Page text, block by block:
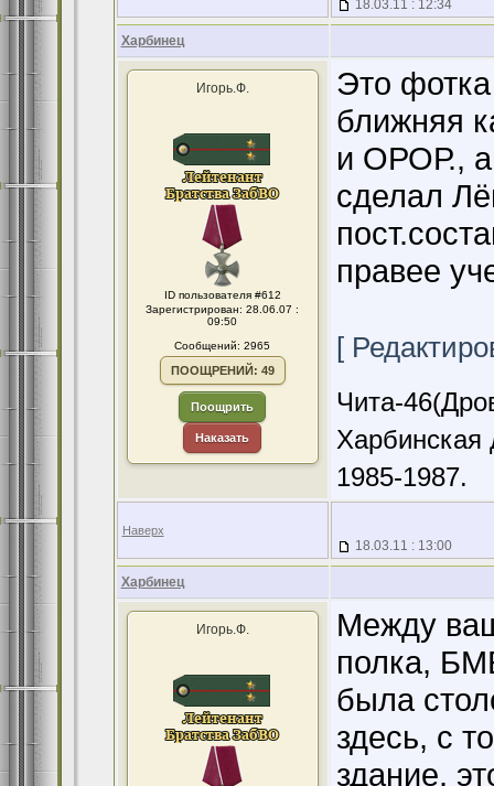
18.03.11 : 12:34
Харбинец
Игорь.Ф.
ID пользователя #612
Зарегистрирован: 28.06.07 :
09:50
Сообщений: 2965
ПООЩРЕНИЙ: 49
Поощрить
Наказать
Это фотка
ближняя
и ОРОР., а
сделал
правее
[
Чита-
Харбинская
1985-1987.
Наверх
18.03.11 : 13:00
Харбинец
Игорь.Ф.
Между
полка,
была
здесь, с
здание,